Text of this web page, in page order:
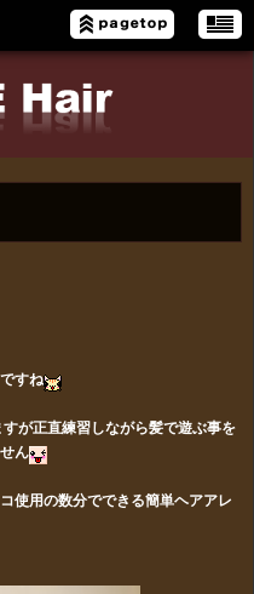
すね
すが正直練習しながら髪で遊ぶ事を
ん
使用の数分でできる簡単ヘアアレ